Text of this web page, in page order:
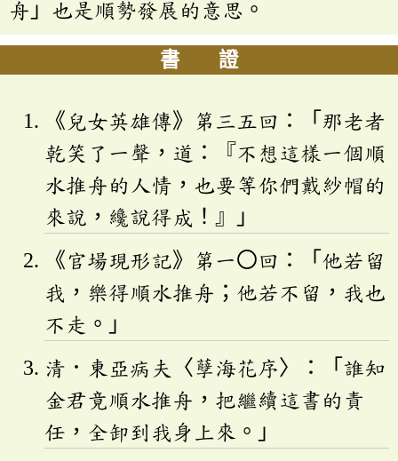
舟」也是順勢發展的意思。
書 證
《兒女英雄傳》第三五回：「那老者
乾笑了一聲，道：『不想這樣一個順
水推舟的人情，也要等你們戴紗帽的
來說，纔說得成！』」
《官場現形記》第一〇回：「他若留
我，樂得順水推舟；他若不留，我也
不走。」
清．東亞病夫〈孽海花序〉：「誰知
金君竟順水推舟，把繼續這書的責
任，全卸到我身上來。」